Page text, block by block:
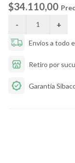
$34.110,00
Envíos a todo
Retiro por
Garantía